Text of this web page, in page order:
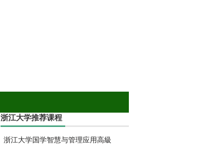
浙江大学推荐课程
浙江大学国学智慧与管理应用高級